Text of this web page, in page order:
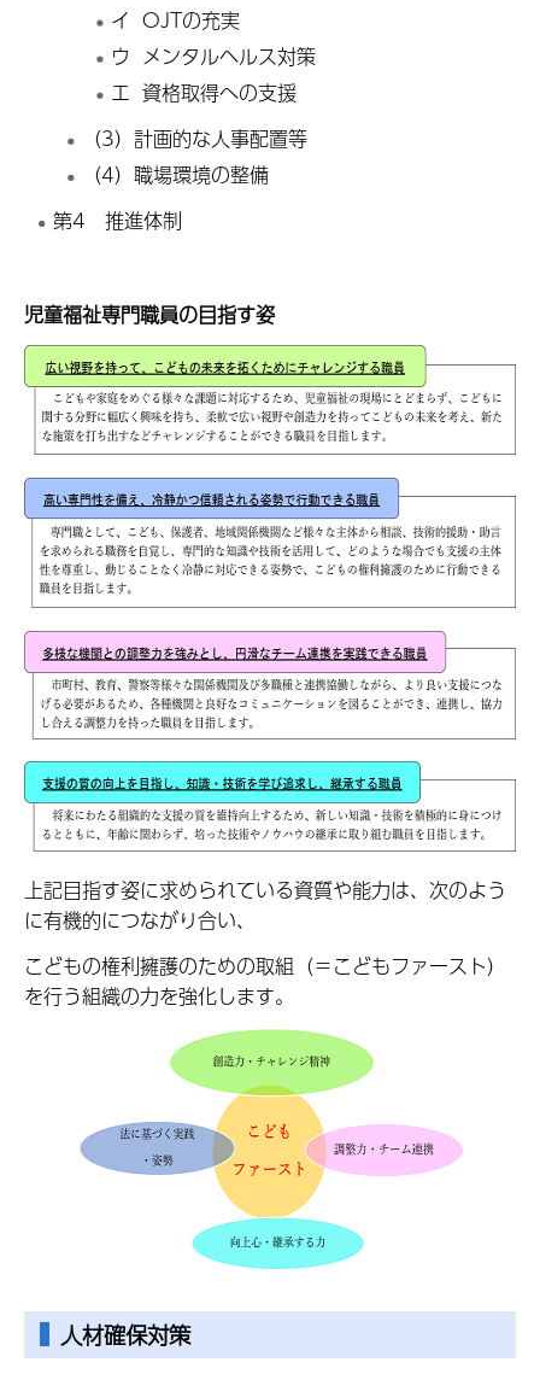
イ OJTの充実
ウ メンタルヘルス対策
エ 資格取得への支援
（3）計画的な人事配置等
（4）職場環境の整備
第4 推進体制
児童福祉専門職員の目指す姿
上記目指す姿に求められている資質や能力は、次のよう
に有機的につながり合い、
こどもの権利擁護のための取組（＝こどもファースト）
を行う組織の力を強化します。
人材確保対策